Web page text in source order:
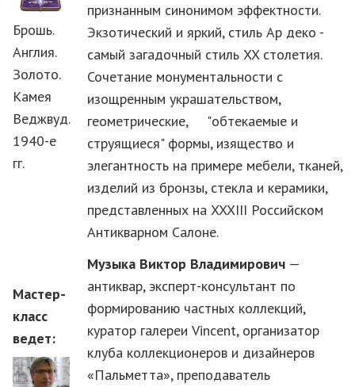
Брошь.
Англия.
Золото.
Камея
Веджвуд.
1940-е
гг.
признанным синонимом эффектности.
Экзотический и яркий, стиль Ар деко -
самый загадочный стиль XX столетия.
Сочетание монументальности с
изощренным украшательством,
геометрические, "обтекаемые и
струящиеся" формы, изящество и
элегантность на примере мебели, тканей,
изделий из бронзы, стекла и керамики,
представленных на XXXIII Российском
Антикварном Салоне.
Мастер-
класс
ведет:
Музыка Виктор Владимирович —
антиквар, эксперт-консультант по
формированию частных коллекций,
куратор галереи Vincent, организатор
клуба коллекционеров и дизайнеров
«Пальметта», преподаватель